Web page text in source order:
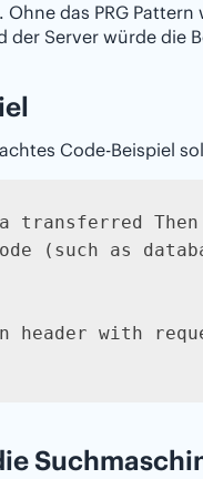
das PRG
der Server würde die
Code-Beispiel
transferred Then
(such as
with